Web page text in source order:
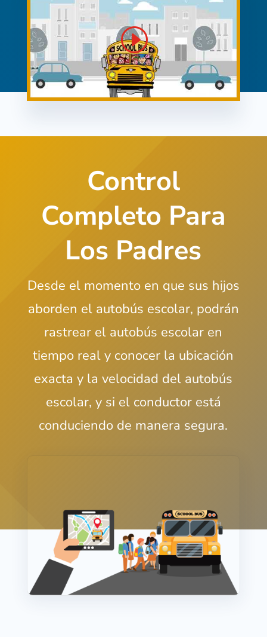
Control
Completo Para
Los Padres
Desde el momento en que sus hijos
aborden el autobús escolar, podrán
rastrear el autobús escolar en
tiempo real y conocer la ubicación
exacta y la velocidad del autobús
escolar, y si el conductor está
conduciendo de manera segura.